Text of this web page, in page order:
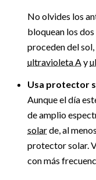
No olvides los
bloquean los
proceden del
ultravioleta A y
Usa protector
Aunque el día
de amplio
solarde, al
protector solar.
con más